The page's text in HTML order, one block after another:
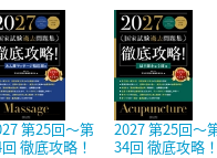
第25回～第
徹底攻略！
2027 第25回～
34回 徹底攻略